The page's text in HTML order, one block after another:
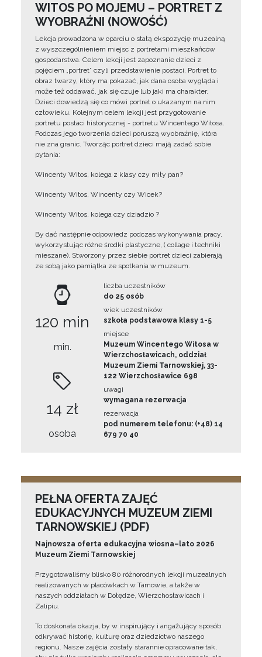
WITOS PO MOJEMU – PORTRET Z
WYOBRAŹNI (NOWOŚĆ)
Lekcja prowadzona w oparciu o stałą ekspozycję muzealną
z wyszczególnieniem miejsc z portretami mieszkańców
gospodarstwa. Celem lekcji jest zapoznanie dzieci z
pojęciem „portret” czyli przedstawienie postaci. Portret to
obraz twarzy, który ma pokazać, jak dana osoba wygląda i
może też oddawać, jak się czuje lub jaki ma charakter.
Dzieci dowiedzą się co mówi portret o ukazanym na nim
człowieku. Kolejnym celem lekcji jest przygotowanie
portretu postaci historycznej - portretu Wincentego Witosa.
Podczas jego tworzenia dzieci poruszą wyobraźnię, która
nie zna granic. Tworząc portret dzieci mają zadać sobie
pytania:
Wincenty Witos, kolega z klasy czy miły pan?
Wincenty Witos, Wincenty czy Wicek?
Wincenty Witos, kolega czy dziadzio ?
By dać następnie odpowiedz podczas wykonywania pracy,
wykorzystując różne środki plastyczne, ( collage i techniki
mieszane). Stworzony przez siebie portret dzieci zabierają
ze sobą jako pamiątka ze spotkania w muzeum.
120 min
min.
14 zł
osoba
liczba uczestników
do 25 osób
wiek uczestników
szkoła podstawowa klasy 1-5
miejsce
Muzeum Wincentego Witosa w
Wierzchosławicach, oddział
Muzeum Ziemi Tarnowskiej, 33-
122 Wierzchosławice 698
uwagi
wymagana rezerwacja
rezerwacja
pod numerem telefonu: (+48) 14
679 70 40
PEŁNA OFERTA ZAJĘĆ
EDUKACYJNYCH MUZEUM ZIEMI
TARNOWSKIEJ (PDF)
Najnowsza oferta edukacyjna wiosna–lato 2026
Muzeum Ziemi Tarnowskiej
Przygotowaliśmy blisko 80 różnorodnych lekcji muzealnych
realizowanych w placówkach w Tarnowie, a także w
naszych oddziałach w Dołędze, Wierzchosławicach i
Zalipiu.
To doskonała okazja, by w inspirujący i angażujący sposób
odkrywać historię, kulturę oraz dziedzictwo naszego
regionu. Nasze zajęcia zostały starannie opracowane tak,